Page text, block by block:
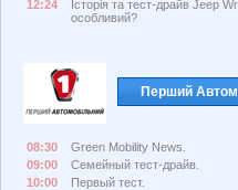
12:24
Історія та тест-драйв Jeep
особливий?
Перший
08:30
Green Mobility News.
09:00
Семейный тест-драйв.
10:00
Первый тест.